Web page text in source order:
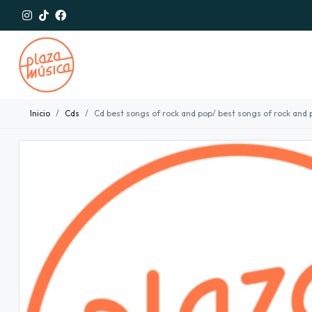
Inicio Cds Cd best songs of rock and pop/ best songs of rock and